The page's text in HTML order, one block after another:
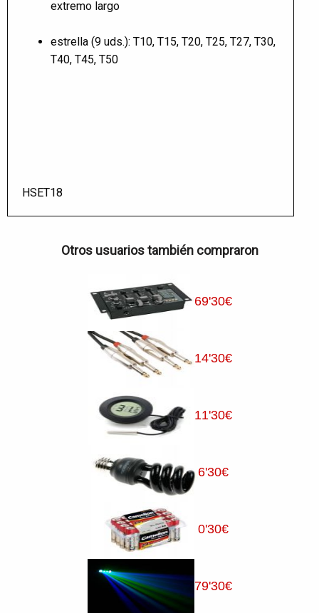
extremo largo
estrella (9 uds.): T10, T15, T20, T25, T27, T30,
T40, T45, T50
HSET18
Otros usuarios también compraron
69'30€
14'30€
11'30€
6'30€
0'30€
79'30€